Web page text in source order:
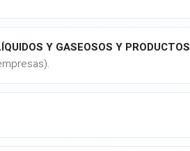
Y GASEOSOS Y PRODUCTOS